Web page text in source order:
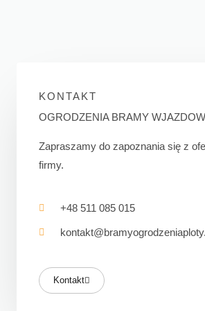
KONTAKT
OGRODZENIA BRAMY
Zapraszamy do zapoznania się z
firmy.
+48 511 085 015
Kontakt